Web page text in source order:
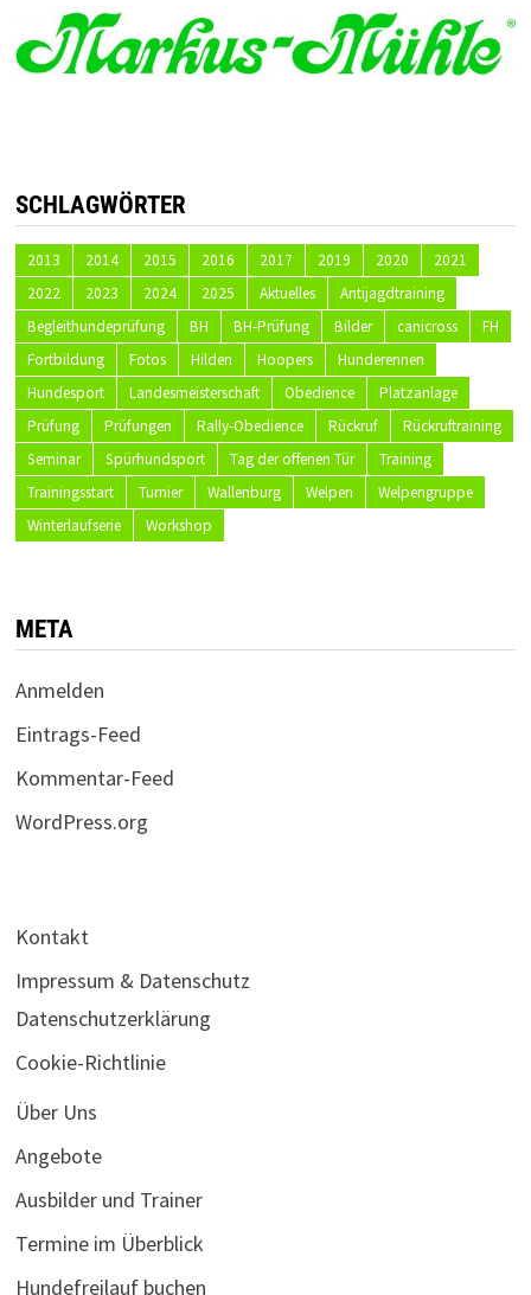
SCHLAGWÖRTER
2013 2014 2015 2016 2017 2019 2020
2021
2022
2023 2024 2025 Aktuelles
Antijagdtraining
Begleithundeprüfung
BH BH-Prüfung Bilder canicross
FH
Fortbildung
Fotos Hilden Hoopers
Hunderennen
Hundesport
Landesmeisterschaft Obedience
Platzanlage
Prüfung
Prüfungen Rally-Obedience Rückruf
Rückruftraining
Seminar
Spürhundsport Tag der offenen Tür
Training
Trainingsstart
Turnier Wallenburg Welpen
Welpengruppe
Winterlaufserie
Workshop
META
Anmelden
Eintrags-Feed
Kommentar-Feed
WordPress.org
Kontakt
Impressum & Datenschutz
Datenschutzerklärung
Cookie-Richtlinie
Über Uns
Angebote
Ausbilder und Trainer
Termine im Überblick
Hundefreilauf buchen